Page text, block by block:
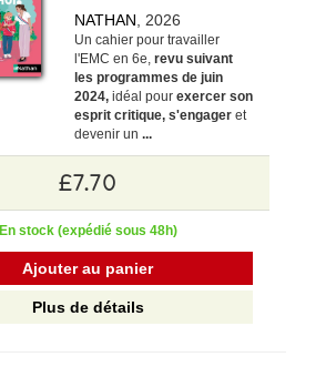
NATHAN , 2026
Un cahier pour travailler
l'EMC en 6e, revu suivant
les programmes de juin
2024, idéal pour exercer son
esprit critique, s'engager et
devenir un ...
£7.70
En stock (expédié sous 48h)
Ajouter au panier
Plus de détails